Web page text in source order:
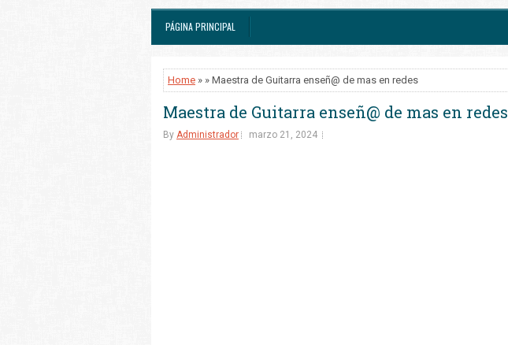
PÁGINA PRINCIPAL
Home » » Maestra de Guitarra enseñ@ de mas en redes
Maestra de Guitarra enseñ@ de mas en redes
By Administrador marzo 21, 2024